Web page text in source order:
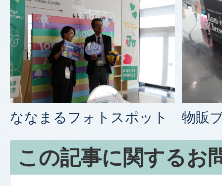
ななまるフォトスポット 物販
この記事に関するお